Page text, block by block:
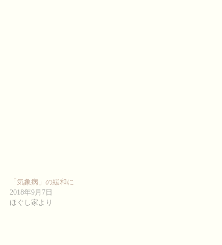
「気象病」の緩和に
2018年9月7日
ほぐし家より